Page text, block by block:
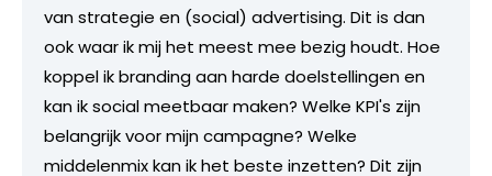
van strategie en (social) advertising. Dit is dan
ook waar ik mij het meest mee bezig houdt. Hoe
koppel ik branding aan harde doelstellingen en
kan ik social meetbaar maken? Welke KPI's zijn
belangrijk voor mijn campagne? Welke
middelenmix kan ik het beste inzetten? Dit zijn